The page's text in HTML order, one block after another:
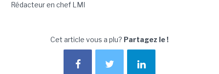
Rédacteur en chef LMI
Cet article vous a plu? Partagez le !